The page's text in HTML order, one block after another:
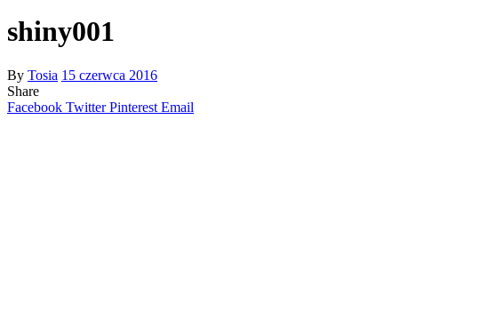
shiny001
By Tosia 15 czerwca 2016
Share
Facebook Twitter Pinterest Email